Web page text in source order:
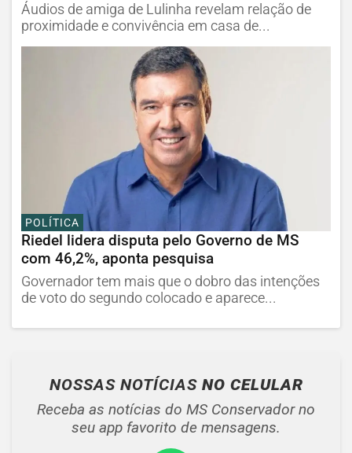
Áudios de amiga de Lulinha revelam relação de
proximidade e convivência em casa de...
POLÍTICA
Riedel lidera disputa pelo Governo de MS
com 46,2%, aponta pesquisa
Governador tem mais que o dobro das intenções
de voto do segundo colocado e aparece...
NOSSAS NOTÍCIAS NO CELULAR
Receba as notícias do MS Conservador no
seu app favorito de mensagens.